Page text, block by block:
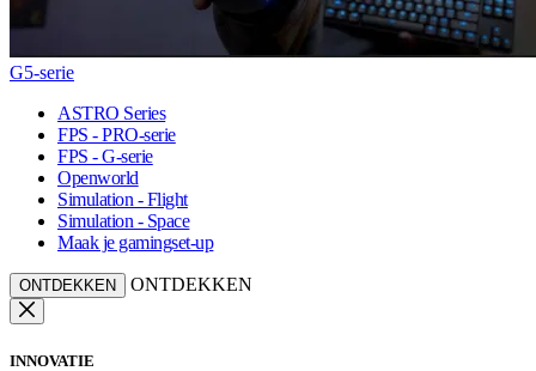
G5-serie
ASTRO Series
FPS - PRO-serie
FPS - G-serie
Openworld
Simulation - Flight
Simulation - Space
Maak je gamingset-up
ONTDEKKEN ONTDEKKEN
INNOVATIE